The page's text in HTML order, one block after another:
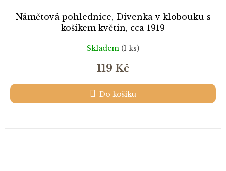
Námětová pohlednice, Dívenka v klobouku s
košíkem květin, cca 1919
Skladem (1 ks)
119 Kč
Do košíku